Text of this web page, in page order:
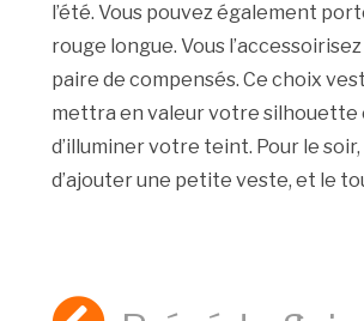
l’été. Vous pouvez également
rouge longue. Vous
paire de compensés. Ce choix
mettra en valeur votre silhouette
d’illuminer votre teint. Pour le
d’ajouter une petite veste, et le